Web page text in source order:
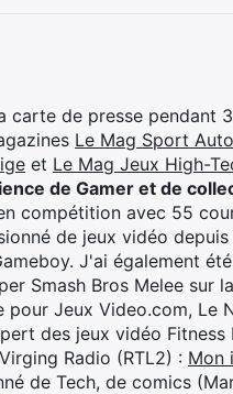
de presse pendant
Le Mag Sport Auto
et Le Mag Jeux High-
de Gamer et de
compétition avec 55
de jeux vidéo
J'ai également
Smash Bros Melee sur
Jeux Video.com, Le
des jeux vidéo
Radio (RTL2) : Mon
de Tech, de comics